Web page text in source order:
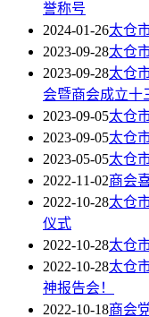
誉称号
2024-01-26太仓
2023-09-28太仓
2023-09-28太仓
会暨商会成立十
2023-09-05太仓
2023-09-05太仓
2023-05-05太仓
2022-11-02商会
2022-10-28太仓
仪式
2022-10-28太仓
2022-10-28太仓
神报告会！
2022-10-18商会